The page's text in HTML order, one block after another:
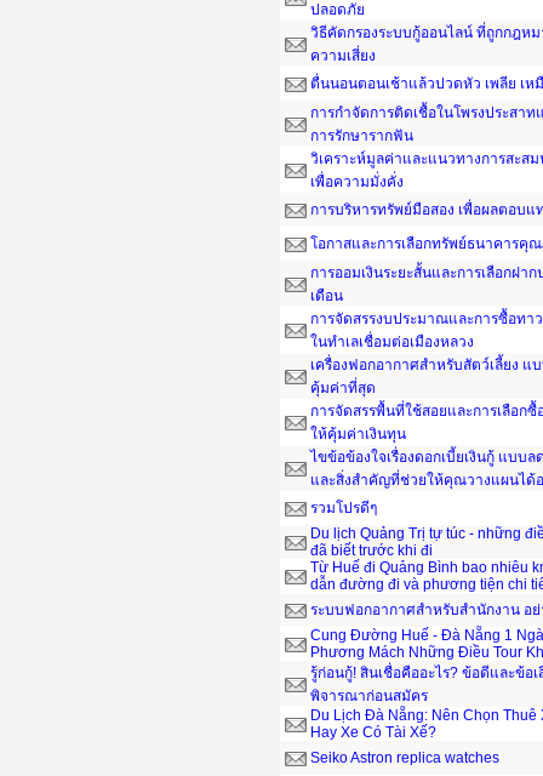
ปลอดภัย
วิธีคัดกรองระบบกู้ออนไลน์ ที่ถูกกฎหม
ความเสี่ยง
ตื่นนอนตอนเช้าแล้วปวดหัว เพลีย เห
การกำจัดการติดเชื้อในโพรงประสา
การรักษารากฟัน
วิเคราะห์มูลค่าและแนวทางการสะส
เพื่อความมั่งคั่ง
การบริหารทรัพย์มือสอง เพื่อผลตอบแ
โอกาสและการเลือกทรัพย์ธนาคารคุ
การออมเงินระยะสั้นและการเลือกฝาก
เดือน
การจัดสรรงบประมาณและการซื้อทา
ในทำเลเชื่อมต่อเมืองหลวง
เครื่องฟอกอากาศสำหรับสัตว์เลี้ยง แ
คุ้มค่าที่สุด
การจัดสรรพื้นที่ใช้สอยและการเลือก
ให้คุ้มค่าเงินทุน
ไขข้อข้องใจเรื่องดอกเบี้ยเงินกู้ แบบ
และสิ่งสำคัญที่ช่วยให้คุณวางแผนได้
รวมโปรดีๆ
Du lịch Quảng Trị tự túc - những
đã biết trước khi đi
Từ Huế đi Quảng Bình bao nhiêu
dẫn đường đi và phương tiện chi
ระบบฟอกอากาศสำหรับสำนักงาน อ
Cung Đường Huế - Đà Nẵng 1
Phương Mách Những Điều Tour
รู้ก่อนกู้! สินเชื่อคืออะไร? ข้อดีและข้อ
พิจารณาก่อนสมัคร
Du Lịch Đà Nẵng: Nên Chọn Thuê
Hay Xe Có Tài Xế?
Seiko Astron replica watches